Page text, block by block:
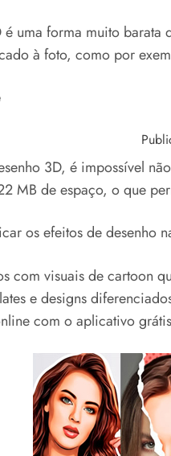
uma forma muito
à foto, como por
3D, é impossível
MB de espaço, o que
os efeitos de
com visuais de cartoon
e designs
com o aplicativo